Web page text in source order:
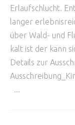
Erlaufschlucht.
langer
über Wald- und
kalt ist der kann
Details zur